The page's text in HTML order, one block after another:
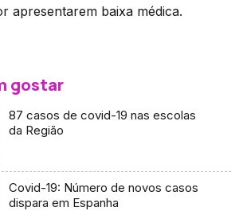
apresentarem baixa médica.
gostar
87 casos de covid-19 nas escolas
da Região
Covid-19: Número de novos casos
dispara em Espanha